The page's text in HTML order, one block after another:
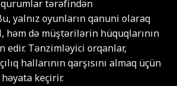
tərəfindən
yalnız oyunların qanuni olaraq
həm də müştərilərin hüquqlarının
edir. Tənzimləyici orqanlar,
hallarının qarşısını almaq üçün
keçirir.